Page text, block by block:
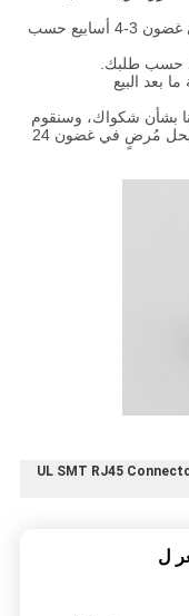
3، بمجرد تأكيد دفعتك، سيبدأ طلبك وينتهي في غضون 3-4 أسابيع حسب
بشأن شكواك، وسنقوم
بتوجيهها إلى أقسامنا ذات الصلة والعودة إليك بحل مُرضٍ في غضون 24
UL SMT RJ45
ل